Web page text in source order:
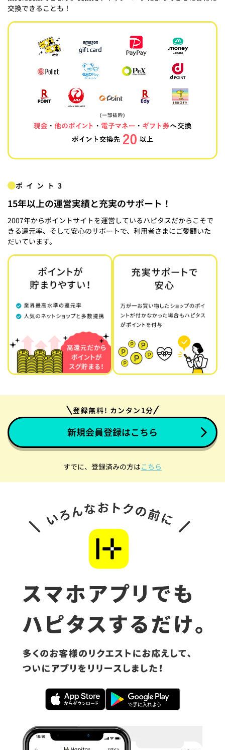
交換できることも！
ポイント3
15年以上の運営実績と充実のサポート！
2007年からポイントサイトを運営しているハピタスだからこそで
きる還元率、そして安心のサポートで、利用者さまにご愛顧いた
だいています。
登録無料! カンタン1分
新規会員登録はこちら
すでに、登録済みの方はこちら